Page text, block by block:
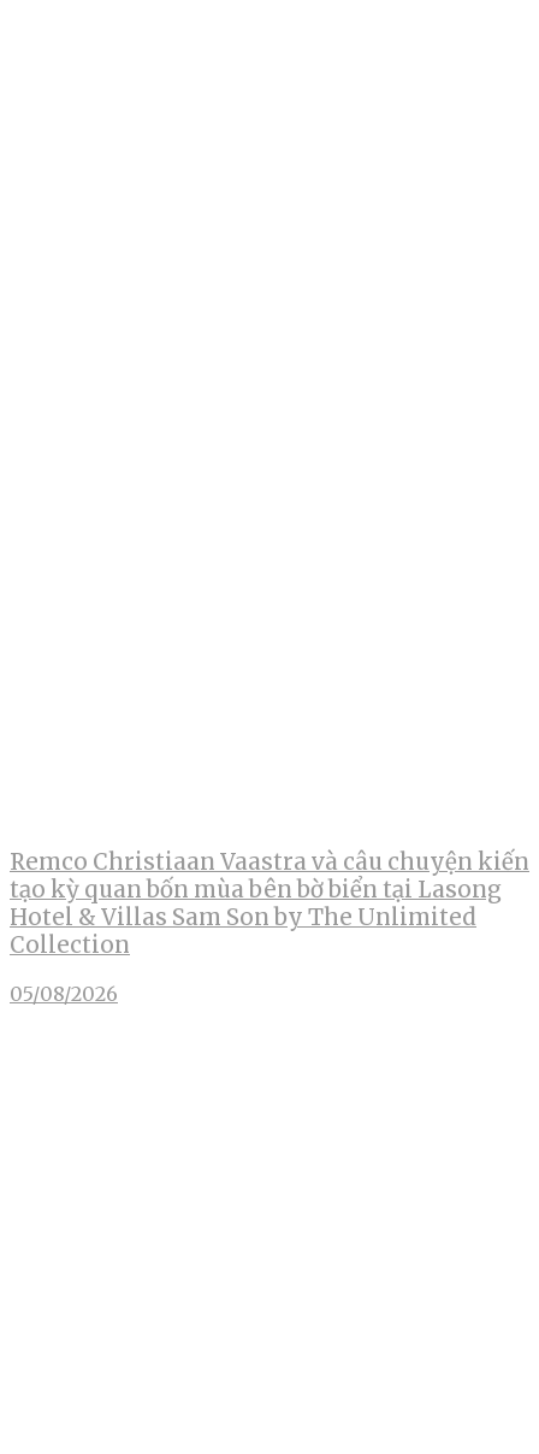
Remco Christiaan Vaastra và câu chuyện kiến
tạo kỳ quan bốn mùa bên bờ biển tại Lasong
Hotel & Villas Sam Son by The Unlimited
Collection
05/08/2026